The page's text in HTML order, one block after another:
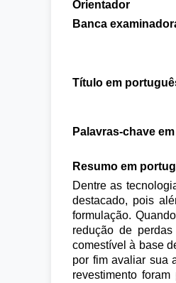
Orientador
Banca
Título em
Palavras-chave
Resumo em
Dentre as
destacado, pois
formulação.
redução de
comestível à base
por fim avaliar sua
revestimento